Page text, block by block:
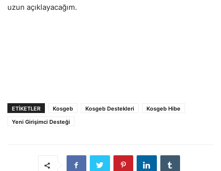
uzun açıklayacağım.
ETIKETLER Kosgeb Kosgeb Destekleri
Kosgeb Hibe
Yeni Girişimci Desteği